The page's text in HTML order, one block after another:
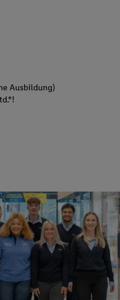
Ausbildung)